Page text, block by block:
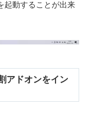
起動することが出来
アドオンをイン